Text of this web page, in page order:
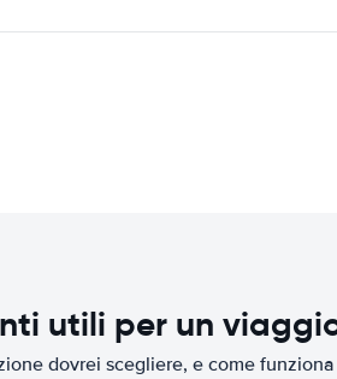
utili per un
dovrei scegliere, e come